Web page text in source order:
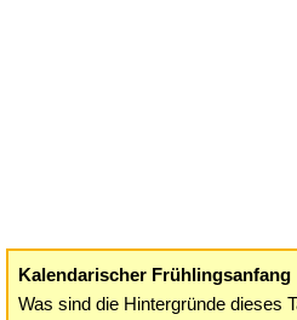
Kalendarischer Frühlingsanfang
Was sind die Hintergründe dieses